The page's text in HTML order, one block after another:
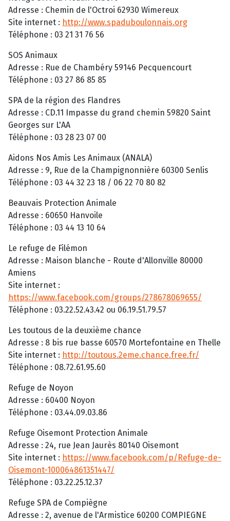
Adresse : Chemin de l'Octroi 62930 Wimereux
Site internet : http://www.spaduboulonnais.org
Téléphone : 03 21 31 76 56
SOS Animaux
Adresse : Rue de Chambéry 59146 Pecquencourt
Téléphone : 03 27 86 85 85
SPA de la région des Flandres
Adresse : CD.11 Impasse du grand chemin 59820 Saint
Georges sur L'AA
Téléphone : 03 28 23 07 00
Aidons Nos Amis Les Animaux (ANALA)
Adresse : 9, Rue de la Champignonnière 60300 Senlis
Téléphone : 03 44 32 23 18 / 06 22 70 80 82
Beauvais Protection Animale
Adresse : 60650 Hanvoile
Téléphone : 03 44 13 10 64
Le refuge de Filémon
Adresse : Maison blanche - Route d'Allonville 80000
Amiens
Site internet :
https://www.facebook.com/groups/278678069655/
Téléphone : 03.22.52.43.42 ou 06.19.51.79.57
Les toutous de la deuxième chance
Adresse : 8 bis rue basse 60570 Mortefontaine en Thelle
Site internet : http://toutous.2eme.chance.free.fr/
Téléphone : 08.72.61.95.60
Refuge de Noyon
Adresse : 60400 Noyon
Téléphone : 03.44.09.03.86
Refuge Oisemont Protection Animale
Adresse : 24, rue Jean Jaurès 80140 Oisemont
Site internet : https://www.facebook.com/p/Refuge-de-
Oisemont-100064861351447/
Téléphone : 03.22.25.12.37
Refuge SPA de Compiègne
Adresse : 2, avenue de l'Armistice 60200 COMPIEGNE